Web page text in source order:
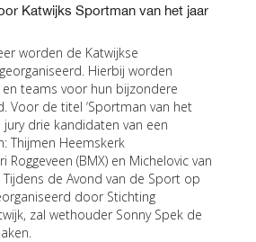
Katwijks Sportman van het jaar
worden de Katwijkse
Hierbij worden
teams voor hun bijzondere
Voor de titel ‘Sportman van het
jury drie kandidaten van een
Thijmen Heemskerk
Roggeveen (BMX) en Michelovic van
Tijdens de Avond van de Sport op
door Stichting
zal wethouder Sonny Spek de